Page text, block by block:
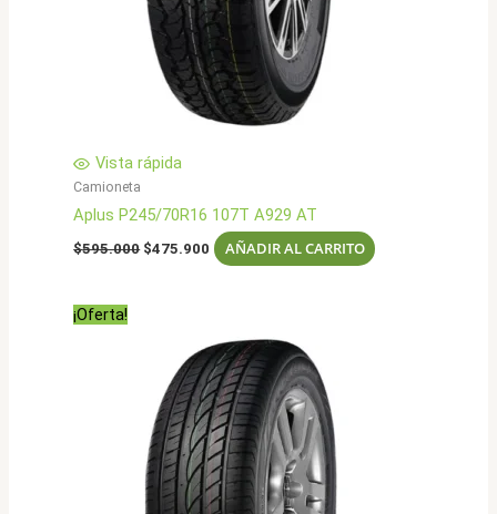
Vista rápida
Camioneta
Aplus P245/70R16 107T A929 AT
$595.000 El
$475.900 El
precio
AÑADIR AL CARRITO
¡Oferta!